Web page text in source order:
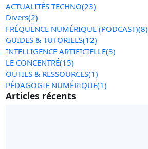
ACTUALITÉS TECHNO(23)
Divers(2)
FRÉQUENCE NUMÉRIQUE (PODCAST)(8)
GUIDES & TUTORIELS(12)
INTELLIGENCE ARTIFICIELLE(3)
LE CONCENTRÉ(15)
OUTILS & RESSOURCES(1)
PÉDAGOGIE NUMÉRIQUE(1)
Articles récents